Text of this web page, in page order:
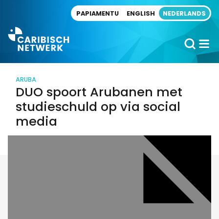
PAPIAMENTU ENGLISH NEDERLANDS
ARUBA
DUO spoort Arubanen met
studieschuld op via social
media